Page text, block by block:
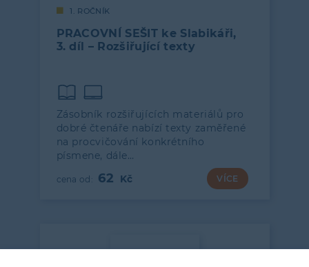
1. ROČNÍK
PRACOVNÍ SEŠIT ke Slabikáři,
3. díl – Rozšiřující texty
Zásobník rozšiřujících materiálů pro
dobré čtenáře nabízí texty zaměřené
na procvičování konkrétního
písmene, dále…
62 VÍCE